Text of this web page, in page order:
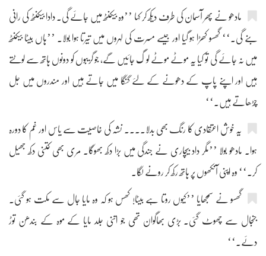
مادھو نے پھر آسمان کی طرف دیکھ کر کہا ’’وہ بیکنٹھ میں جائے گی۔ دادا بیکنٹھ کی رانی
بنے گی۔‘‘ گھسو کھڑا ہو گیا اور جیسے مسرت کی لہروں میں تیرتا ہوا بولا۔ ’’ہاں بیٹا بیکنٹھ
میں نہ جائے گی تو کیا یہ موٹے موٹے لو گ جائیں گے، جو گریبوں کو دونوں ہاتھ سے لوٹتے
ہیں اور اپنے پاپ کے دھونے کے لئے گنگا میں جاتے ہیں اور مندروں میں جل
چڑھاتے ہیں۔‘‘
یہ خوش اعتقادی کا رنگ بھی بدلا.... نشہ کی خاصیت سے یاس اور غم کا دورہ
ہوا۔ مادھو بولا ’’مگر داد بیچاری نے جندگی میں بڑا دکھ بھوگا۔ مری بھی کتنی دکھ جھیل
کر۔‘‘ وہ اپنی آنکھوں پر ہاتھ رکھ کر رونے لگا۔
گھسو نے سمجھایا ’’کیوں روتا ہے بیٹا! کھس ہو کہ وہ مایا جال سے مکت ہو گئی۔
جنجال سے چھوٹ گئی۔ بڑی بھاگوان تھی جو اتنی جلد مایا کے موہ کے بندھن توڑ
دئے۔‘‘